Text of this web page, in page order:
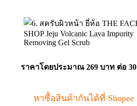
ราคาโดยประมาณ 269 บาท ต่อ
หาซื้อสินค้ากันได้ที่ Shopee